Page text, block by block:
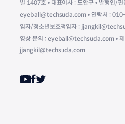
빌 1407호 • 대표이사 : 도안구 • 발행인/편
eyeball@techsuda.com • 연락처 : 010-
임자/청소년보호책임자 :
영상 문의 : eyeball@techsuda.com •
jjangkil@techsuda.com